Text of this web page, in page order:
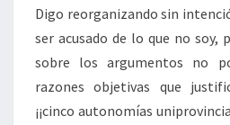
Digo reorganizando sin
ser acusado de lo que no soy,
sobre los argumentos no
razones objetivas que
¡¡cinco autonomías